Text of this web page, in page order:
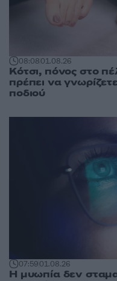
08:0801.08.26
Κότσι, πόνος στο
πρέπει να
ποδιού
07:5901.08.26
Η μυωπία δεν